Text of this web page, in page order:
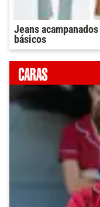
Jeans
básicos